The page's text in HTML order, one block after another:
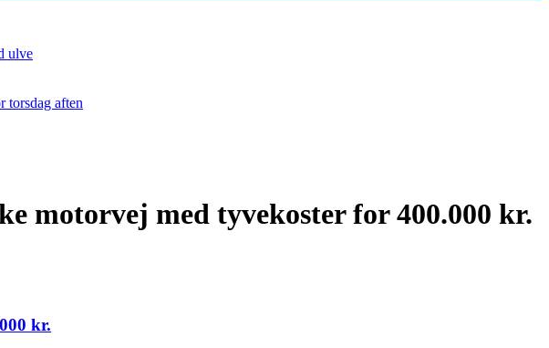
ulve
torsdag aften
motorvej med tyvekoster for 400.000 kr.
kr.